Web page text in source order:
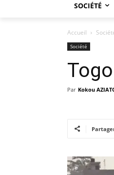
SOCIÉTÉ
Accueil
Société
Par Kokou